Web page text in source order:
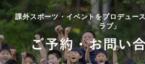
課外スポーツ・イベントをプロデュー
ラブ」